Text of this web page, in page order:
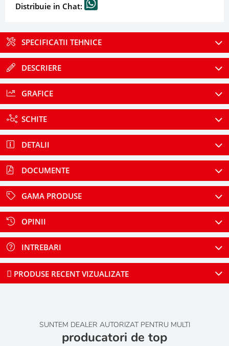
Distribuie in Chat:
SPECIFICATII TEHNICE
DESCRIERE
GRAFICE
SCHITE
DETALII
DOCUMENTE
GAMA PRODUSE
OPINII
INTREBARI
PRODUSE RECENT VIZUALIZATE
SUNTEM DEALER AUTORIZAT PENTRU MULTI
producatori de top